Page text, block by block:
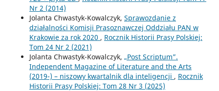
Nr 2 (2014)
Jolanta Chwastyk-Kowalczyk, Sprawozdanie z
działalności Komisji Prasoznawczej Oddziału PAN w
Krakowie za rok 2020 , Rocznik Historii Prasy Polskiej:
Tom 24 Nr 2 (2021)
Jolanta Chwastyk-Kowalczyk, „Post Scriptum”.
Independent Magazine of Literature and the Arts
(2019-) – niszowy kwartalnik dla inteligencji , Rocznik
Historii Prasy Polskiej: Tom 28 Nr 3 (2025)